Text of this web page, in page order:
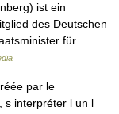
ist ein
des Deutschen
für
par le
s interpréter l un l